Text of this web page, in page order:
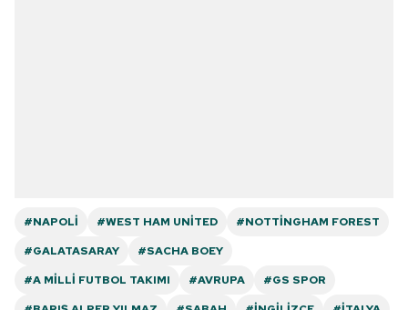
#NAPOLI #WEST HAM UNITED
#NOTTINGHAM FOREST
#GALATASARAY
#SACHA BOEY
#A MILLI FUTBOL TAKIMI
#AVRUPA
#GS SPOR